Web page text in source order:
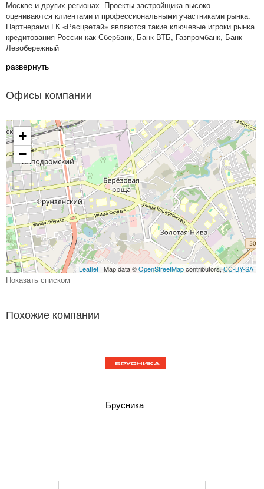
Москве и других регионах. Проекты застройщика высоко
оцениваются клиентами и профессиональными участниками рынка.
Партнерами ГК «Расцветай» являются такие ключевые игроки рынка
кредитования России как Сбербанк, Банк ВТБ, Газпромбанк, Банк
Левобережный
развернуть
Офисы компании
+
−
Leaflet| Map data ©OpenStreetMapcontributors,CC-BY-SA
Показать списком
Похожие компании
Брусника